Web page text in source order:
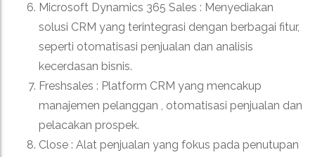
Microsoft Dynamics 365 Sales : Menyediakan
solusi CRM yang terintegrasi dengan berbagai fitur,
seperti otomatisasi penjualan dan analisis
kecerdasan bisnis.
Freshsales : Platform CRM yang mencakup
manajemen pelanggan , otomatisasi penjualan dan
pelacakan prospek.
Close : Alat penjualan yang fokus pada penutupan